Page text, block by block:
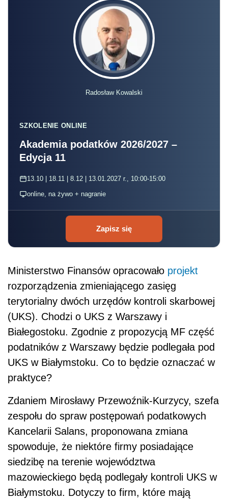
Radosław Kowalski
SZKOLENIE ONLINE
Akademia podatków 2026/2027 –
Edycja 11
13.10 | 18.11 | 8.12 | 13.01.2027 r., 10:00-15:00
online, na żywo + nagranie
Zapisz się
Ministerstwo Finansów opracowało projekt
rozporządzenia zmieniającego zasięg
terytorialny dwóch urzędów kontroli skarbowej
(UKS). Chodzi o UKS z Warszawy i
Białegostoku. Zgodnie z propozycją MF część
podatników z Warszawy będzie podlegała pod
UKS w Białymstoku. Co to będzie oznaczać w
praktyce?
Zdaniem Mirosławy Przewoźnik-Kurzycy, szefa
zespołu do spraw postępowań podatkowych
Kancelarii Salans, proponowana zmiana
spowoduje, że niektóre firmy posiadające
siedzibę na terenie województwa
mazowieckiego będą podlegały kontroli UKS w
Białymstoku. Dotyczy to firm, które mają